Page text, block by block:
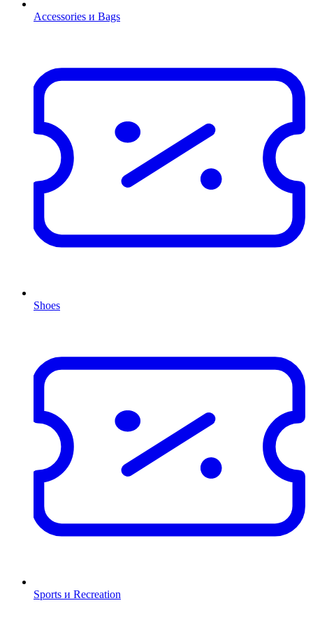
Accessories и Bags
Shoes
Sports и Recreation